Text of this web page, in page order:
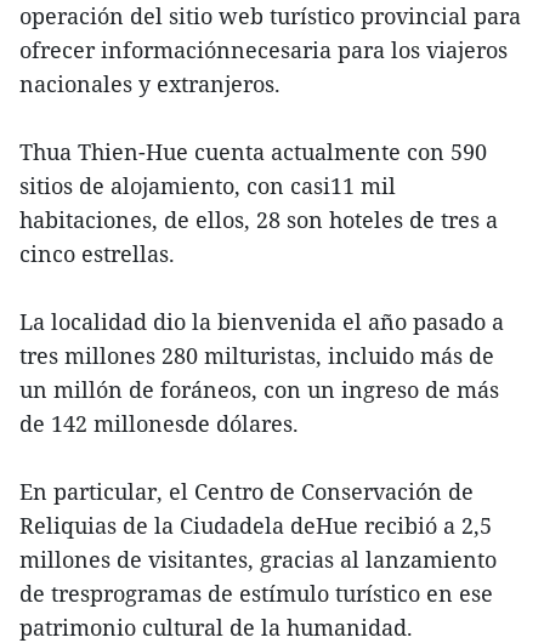
operación del sitio web turístico provincial para
ofrecer informaciónnecesaria para los viajeros
nacionales y extranjeros.
Thua Thien-Hue cuenta actualmente con 590
sitios de alojamiento, con casi11 mil
habitaciones, de ellos, 28 son hoteles de tres a
cinco estrellas.
La localidad dio la bienvenida el año pasado a
tres millones 280 milturistas, incluido más de
un millón de foráneos, con un ingreso de más
de 142 millonesde dólares.
En particular, el Centro de Conservación de
Reliquias de la Ciudadela deHue recibió a 2,5
millones de visitantes, gracias al lanzamiento
de tresprogramas de estímulo turístico en ese
patrimonio cultural de la humanidad.